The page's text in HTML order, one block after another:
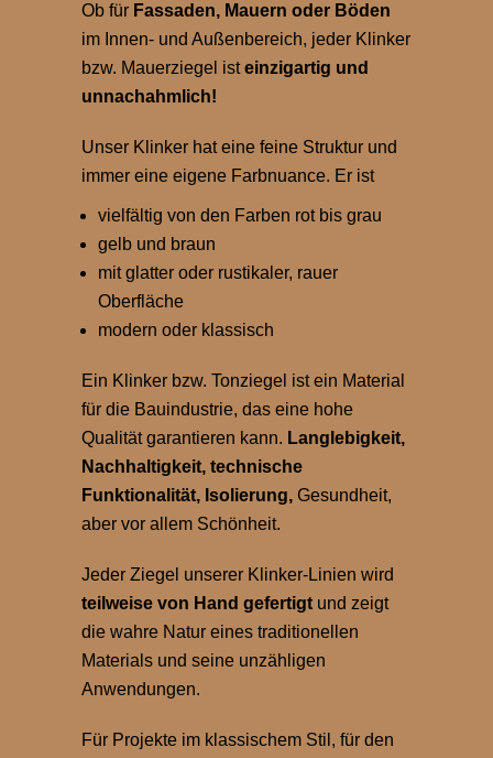
Ob für Fassaden, Mauern oder Böden
im Innen- und Außenbereich, jeder Klinker
bzw. Mauerziegel isteinzigartig und
unnachahmlich!
Unser Klinker hat eine feine Struktur und
immer eine eigene Farbnuance. Er ist
vielfältig von den Farben rot bis grau
gelb und braun
mit glatter oder rustikaler, rauer
Oberfläche
modern oder klassisch
Ein Klinker bzw. Tonziegel ist ein Material
für die Bauindustrie, das eine hohe
Qualität garantieren kann. Langlebigkeit,
Nachhaltigkeit, technische
Funktionalität, Isolierung, Gesundheit,
aber vor allem Schönheit.
Jeder Ziegel unserer Klinker-Linien wird
teilweise von Hand gefertigt und zeigt
die wahre Natur eines traditionellen
Materials und seine unzähligen
Anwendungen.
Für Projekte im klassischem Stil, für den